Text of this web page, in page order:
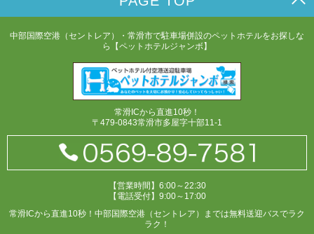
中部国際空港（セントレア）・常滑市で駐車場併設のペットホテルをお探しな
ら【ペットホテルジャンボ】
常滑ICから直進10秒！
〒479-0843常滑市多屋字十部11-1
【営業時間】6:00～22:30
【電話受付】9:00～17:00
常滑ICから直進10秒！中部国際空港（セントレア）までは無料送迎バスでラク
ラク！